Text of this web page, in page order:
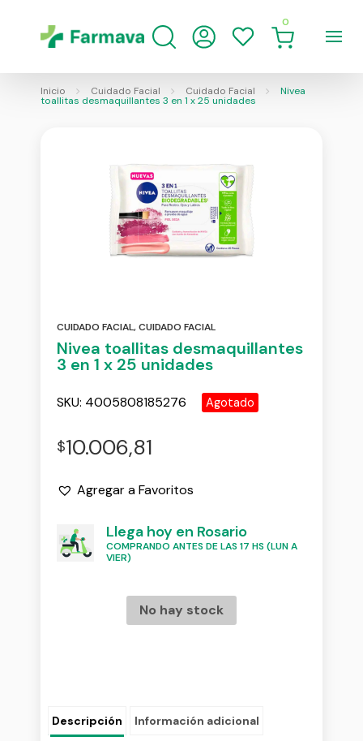
0
Inicio Cuidado Facial Cuidado Facial Nivea
toallitas desmaquillantes 3 en 1 x 25 unidades
CUIDADO FACIAL,CUIDADO FACIAL
Nivea toallitas desmaquillantes
3 en 1 x 25 unidades
SKU: 4005808185276 Agotado
$10.006,81
Agregar a Favoritos
Llega hoy en Rosario
COMPRANDO ANTES DE LAS 17 HS (LUN A
VIER)
No hay stock
Descripción Información adicional